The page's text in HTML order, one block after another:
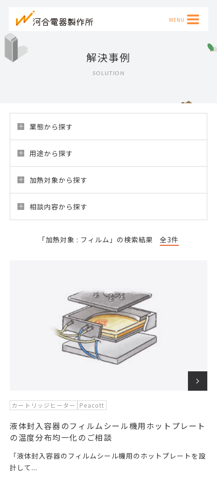
解決事例
SOLUTION
業態から探す
用途から探す
加熱対象から探す
相談内容から探す
「加熱対象 : フィルム」の検索結果 全3件
カートリッジヒーター Peacott
液体封入容器のフィルムシール機用ホットプレート
の温度分布均一化のご相談
「液体封入容器のフィルムシール機用のホットプレートを設
計して...